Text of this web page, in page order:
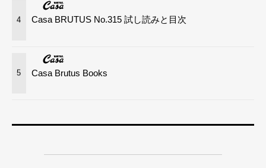
4 Casa BRUTUS No.315 試し読みと目次
5 Casa Brutus Books